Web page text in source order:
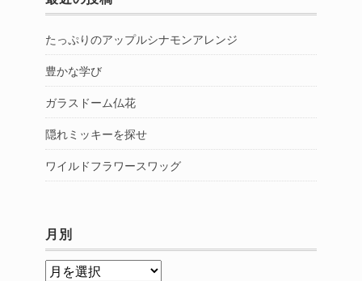
たっぷりのアップルシナモンアレンジ
豊かな学び
ガラスドーム仏花
隠れミッキーを探せ
ワイルドフラワースワッグ
月別
月